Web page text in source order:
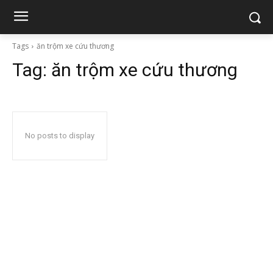
Tags ăn trộm xe cứu thương
Tag: ăn trộm xe cứu thương
No posts to display